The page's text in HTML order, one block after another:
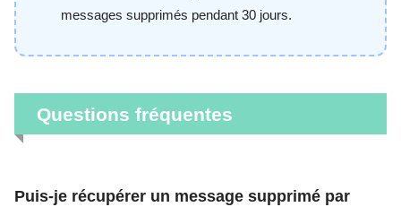
messages supprimés pendant 30 jours.
Questions fréquentes
Puis-je récupérer un message supprimé par